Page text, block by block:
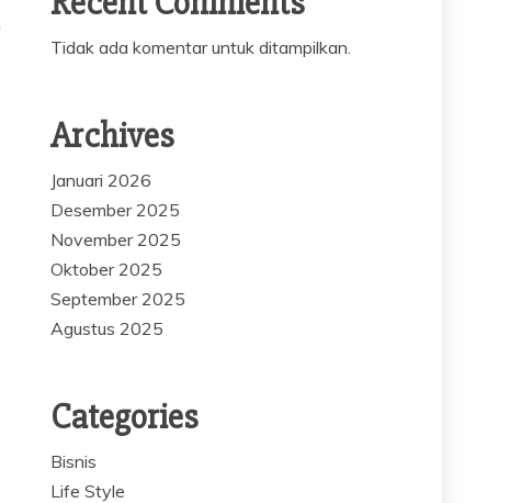
Tidak ada komentar untuk ditampilkan.
Archives
Januari 2026
Desember 2025
November 2025
Oktober 2025
September 2025
Agustus 2025
Categories
Bisnis
Life Style